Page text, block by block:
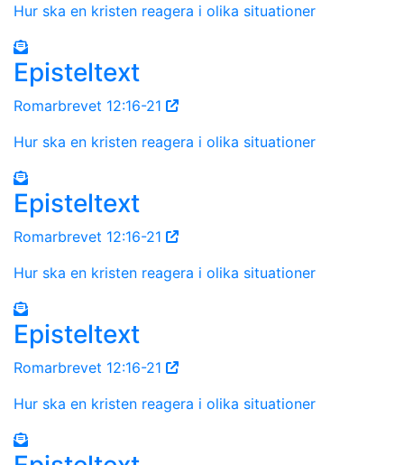
Hur ska en kristen reagera i olika situationer
Episteltext
Romarbrevet 12:16-21
Hur ska en kristen reagera i olika situationer
Episteltext
Romarbrevet 12:16-21
Hur ska en kristen reagera i olika situationer
Episteltext
Romarbrevet 12:16-21
Hur ska en kristen reagera i olika situationer